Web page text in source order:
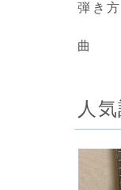
弾き
曲
人